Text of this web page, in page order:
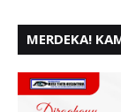
MERDEKA!
KE - 80